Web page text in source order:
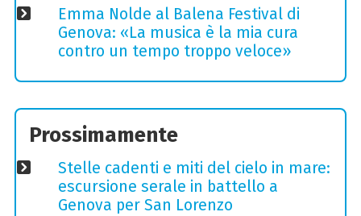
Emma Nolde al Balena Festival di
Genova: «La musica è la mia cura
contro un tempo troppo veloce»
Prossimamente
Stelle cadenti e miti del cielo in mare:
escursione serale in battello a
Genova per San Lorenzo